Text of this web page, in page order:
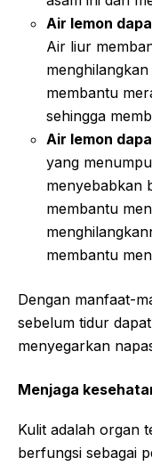
Air lemon
Air liur
membantu
sehingga
Air lemon
yang
menyebabkan
membantu
membantu
Dengan manfaat-
sebelum tidur
menyegarkan
Menjaga
Kulit adalah organ
berfungsi sebagai